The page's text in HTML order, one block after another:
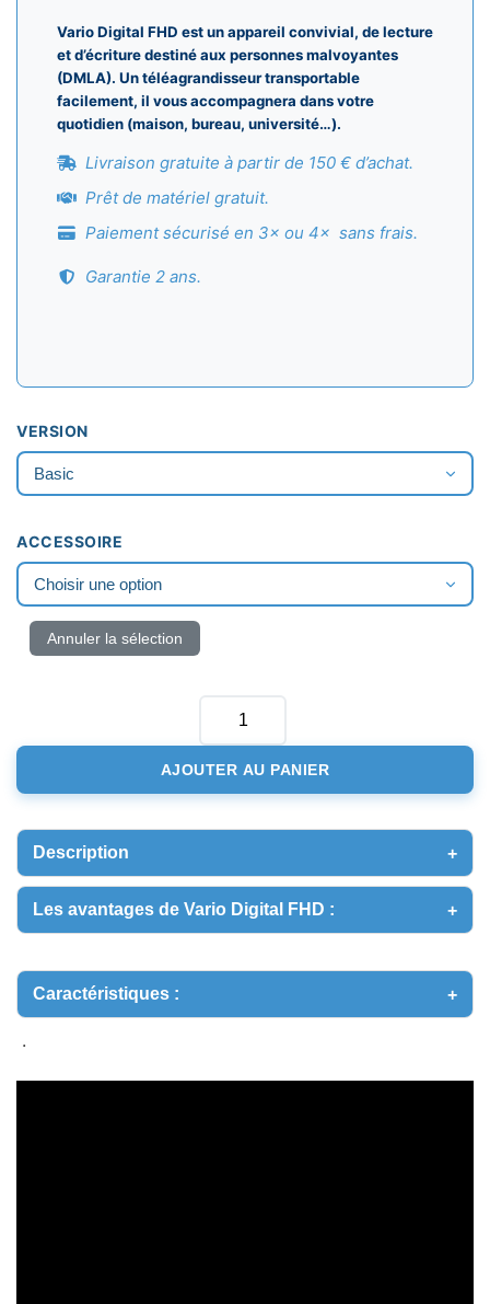
à
Vario Digital FHD est un appareil convivial, de lecture
et d’écriture destiné aux personnes malvoyantes
(DMLA). Un téléagrandisseur transportable
facilement, il vous accompagnera dans votre
quotidien (maison, bureau, université…).
Livraison gratuite à partir de 150 € d’achat.
Prêt de matériel gratuit.
Paiement sécurisé en 3× ou 4× sans frais.
Garantie 2 ans.
VERSION
ACCESSOIRE
Annuler la sélection
QUANTITÉ
VARIO
DIGITAL
FHD
TÉLÉAGRANDISSEUR
PLIABLE
AVEC
16"
AJOUTER AU PANIER
Description
Les avantages de Vario Digital FHD :
Caractéristiques :
.